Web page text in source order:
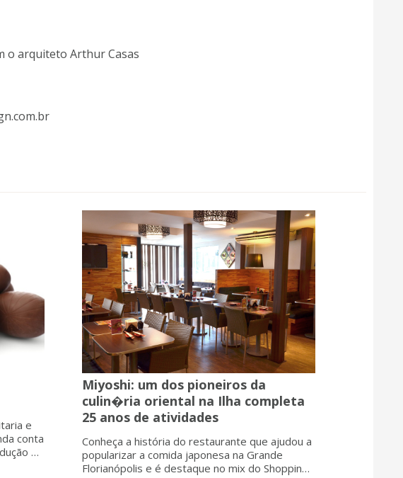
o arquiteto Arthur Casas
e
conta
de
Miyoshi: um dos pioneiros da
culin�ria oriental na Ilha completa
25 anos de atividades
Conheça a história do restaurante que ajudou a
popularizar a comida japonesa na Grande
Florianópolis e é destaque no mix do Shopping